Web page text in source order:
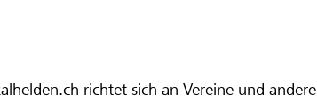
richtet sich an Vereine und andere